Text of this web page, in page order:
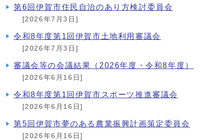
第6回伊賀市住民自治のあり方検討委員会
[2026年7月3日]
令和8年度第1回伊賀市土地利用審議会
[2026年7月3日]
審議会等の会議結果（2026年度・令和8年度）
[2026年6月16日]
令和8年度第1回伊賀市スポーツ推進審議会
[2026年6月16日]
第5回伊賀市夢のある農業振興計画策定委員会
[2026年6月16日]